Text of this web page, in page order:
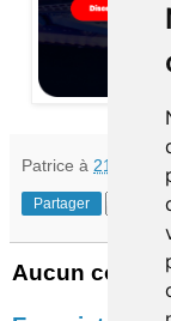
Patrice à 21:30
Partager
Aucun